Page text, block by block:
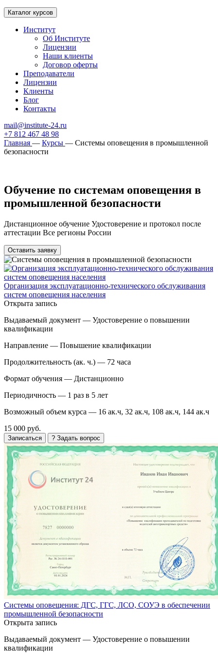
Каталог курсов
Институт
Об Институте
Лицензии
Наши клиенты
Договор оферты
Преподаватели
Лицензии
Клиенты
Блог
Контакты
mail@institute-24.ru
+7 812 467 48 98
Главная — Курсы — Системы оповещения в промышленной
безопасности
Обучение по системам оповещения в
промышленной безопасности
Дистанционное обучение Удостоверение и протокол после
аттестации Все регионы России
Оставить заявку
Организация эксплуатационно-технического обслуживания
систем оповещения населения
Открыта запись
Выдаваемый документ — Удостоверение о повышении
квалификации
Направление — Повышение квалификации
Продолжительность (ак. ч.) — 72 часа
Формат обучения — Дистанционно
Периодичность — 1 раз в 5 лет
Возможный объем курса — 16 ак.ч, 32 ак.ч, 108 ак.ч, 144 ак.ч
15 000 руб.
Записаться ? Задать вопрос
Системы оповещения: ДГС, ГГС, ЛСО, СОУЭ в обеспечении
промышленной безопасности
Открыта запись
Выдаваемый документ — Удостоверение о повышении
квалификации